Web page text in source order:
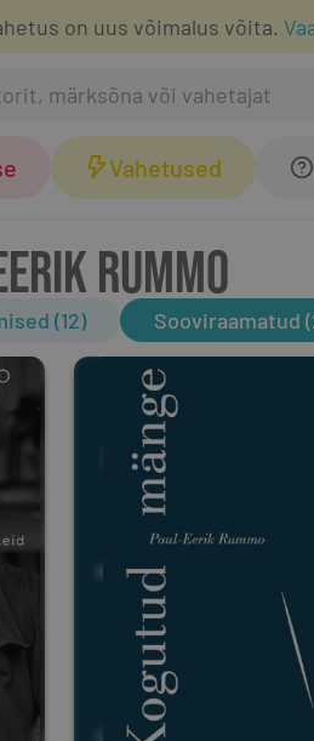
on uus võimalus võita.
Vahetused
RUMMO
(12) Sooviraamatud